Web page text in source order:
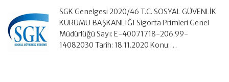
b
Kapsamındaki
Sigortalılığın
Durdurulması
SGK Genelgesi 2020/46 T.C. SOSYAL GÜVENLİK
KURUMU BAŞKANLIĞI Sigorta Primleri Genel
Müdürlüğü Sayı: E-40071718-206.99-
14082030 Tarih: 18.11.2020 Konu:…